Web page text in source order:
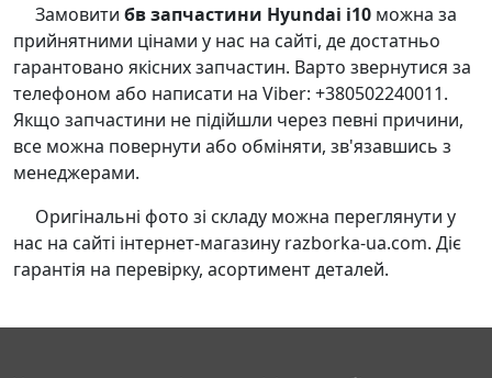
Замовити бв запчастини Hyundai i10 можна за
прийнятними цінами у нас на сайті, де достатньо
гарантовано якісних запчастин. Варто звернутися за
телефоном або написати на Viber: +380502240011.
Якщо запчастини не підійшли через певні причини,
все можна повернути або обміняти, зв'язавшись з
менеджерами.
Оригінальні фото зі складу можна переглянути у
нас на сайті інтернет-магазину razborka-ua.com. Діє
гарантія на перевірку, асортимент деталей.